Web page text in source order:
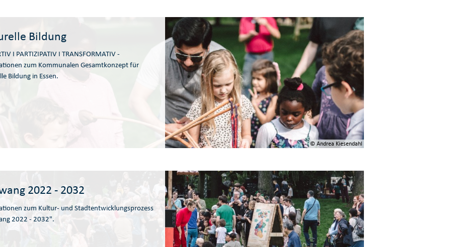
© Andrea Kiesendahl
Bildung
I PARTIZIPATIV I TRANSFORMATIV -
zum Kommunalen Gesamtkonzept für
Bildung in Essen.
2022 - 2032
zum Kultur- und Stadtentwicklungsprozess
2022 - 2032".